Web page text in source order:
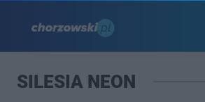
SILESIA NEON